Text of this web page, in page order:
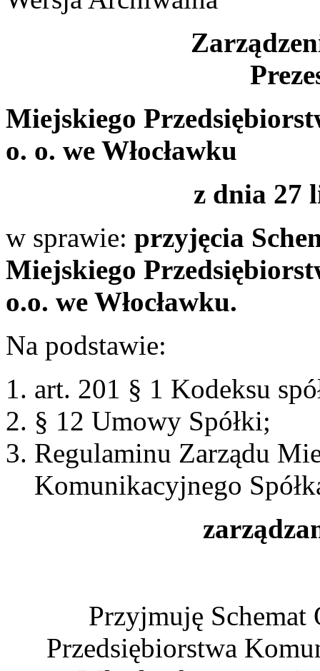
Miejskiego
o. o. we Włocławku
z dnia 27
w sprawie: przyjęcia
Miejskiego
o.o. we Włocławku.
Na podstawie:
art. 201 § 1 Kodeksu
§ 12 Umowy Spółki;
Regulaminu Zarządu
Komunikacyjnego
Przyjmuję
Przedsiębiorstwa